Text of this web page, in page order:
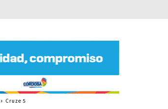
Cruze 5